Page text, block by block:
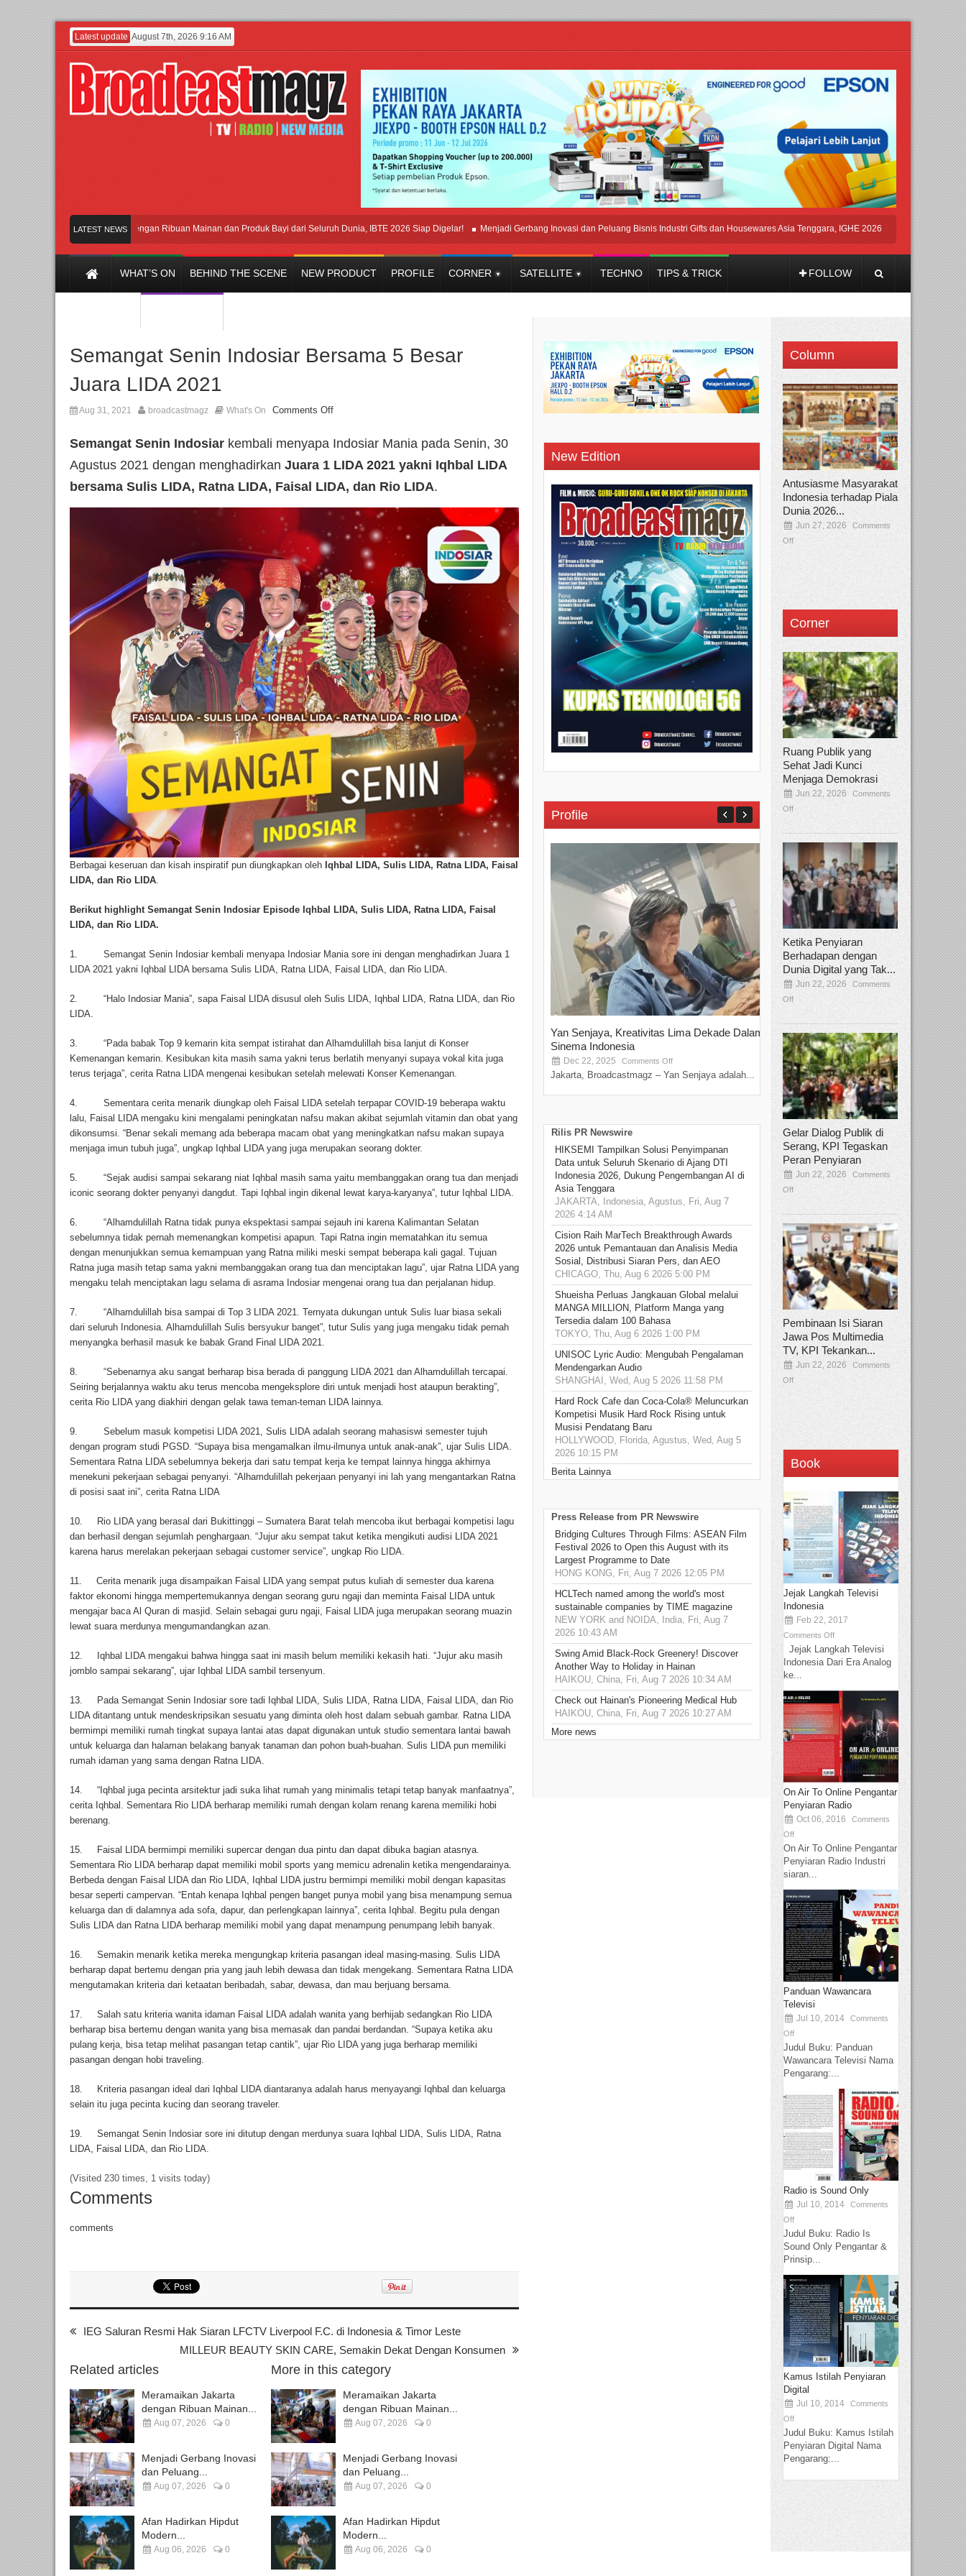
Latest update August 7th, 2026 9:16 AM
LATEST NEWS
Meramaikan Jakarta dengan Ribuan Mainan dan Produk Bayi dari Seluruh Dunia, IBTE 2026 Siap Digelar! Menjadi Gerbang Inovasi dan Peluang Bisnis Industri Gifts dan Housewares Asia Tenggara, IGHE 2026 Kembali Digelar di Jakarta
WHAT’S ON BEHIND THE SCENE NEW PRODUCT PROFILE CORNER SATELLITE TECHNO TIPS & TRICK FOLLOW
Semangat Senin Indosiar Bersama 5 Besar
Juara LIDA 2021
Aug 31, 2021 broadcastmagz What's On Comments Off
Semangat Senin Indosiar kembali menyapa Indosiar Mania pada Senin, 30
Agustus 2021 dengan menghadirkan Juara 1 LIDA 2021 yakni Iqhbal LIDA
bersama Sulis LIDA, Ratna LIDA, Faisal LIDA, dan Rio LIDA.
Berbagai keseruan dan kisah inspiratif pun diungkapkan oleh Iqhbal LIDA, Sulis LIDA, Ratna LIDA, Faisal
LIDA, dan Rio LIDA.
Berikut highlight Semangat Senin Indosiar Episode Iqhbal LIDA, Sulis LIDA, Ratna LIDA, Faisal
LIDA, dan Rio LIDA.
1. Semangat Senin Indosiar kembali menyapa Indosiar Mania sore ini dengan menghadirkan Juara 1
LIDA 2021 yakni Iqhbal LIDA bersama Sulis LIDA, Ratna LIDA, Faisal LIDA, dan Rio LIDA.
2. “Halo Indosiar Mania”, sapa Faisal LIDA disusul oleh Sulis LIDA, Iqhbal LIDA, Ratna LIDA, dan Rio
LIDA.
3. “Pada babak Top 9 kemarin kita sempat istirahat dan Alhamdulillah bisa lanjut di Konser
Kemenangan kemarin. Kesibukan kita masih sama yakni terus berlatih menyanyi supaya vokal kita juga
terus terjaga”, cerita Ratna LIDA mengenai kesibukan setelah melewati Konser Kemenangan.
4. Sementara cerita menarik diungkap oleh Faisal LIDA setelah terpapar COVID-19 beberapa waktu
lalu, Faisal LIDA mengaku kini mengalami peningkatan nafsu makan akibat sejumlah vitamin dan obat yang
dikonsumsi. “Benar sekali memang ada beberapa macam obat yang meningkatkan nafsu makan supaya
menjaga imun tubuh juga”, ungkap Iqhbal LIDA yang juga merupakan seorang dokter.
5. “Sejak audisi sampai sekarang niat Iqhbal masih sama yaitu membanggakan orang tua dan menjadi
iconic seorang dokter penyanyi dangdut. Tapi Iqhbal ingin dikenal lewat karya-karyanya”, tutur Iqhbal LIDA.
6. “Alhamdulillah Ratna tidak punya ekspektasi sampai sejauh ini karena Kalimantan Selatan
sebelumnya tidak pernah memenangkan kompetisi apapun. Tapi Ratna ingin mematahkan itu semua
dengan menunjukkan semua kemampuan yang Ratna miliki meski sempat beberapa kali gagal. Tujuan
Ratna juga masih tetap sama yakni membanggakan orang tua dan menciptakan lagu”, ujar Ratna LIDA yang
mengaku telah menciptakan lagu selama di asrama Indosiar mengenai orang tua dan perjalanan hidup.
7. “Alhamdulillah bisa sampai di Top 3 LIDA 2021. Ternyata dukungan untuk Sulis luar biasa sekali
dari seluruh Indonesia. Alhamdulillah Sulis bersyukur banget”, tutur Sulis yang juga mengaku tidak pernah
menyangka berhasil masuk ke babak Grand Final LIDA 2021.
8. “Sebenarnya aku sangat berharap bisa berada di panggung LIDA 2021 dan Alhamdulillah tercapai.
Seiring berjalannya waktu aku terus mencoba mengeksplore diri untuk menjadi host ataupun berakting”,
cerita Rio LIDA yang diakhiri dengan gelak tawa teman-teman LIDA lainnya.
9. Sebelum masuk kompetisi LIDA 2021, Sulis LIDA adalah seorang mahasiswi semester tujuh
dengan program studi PGSD. “Supaya bisa mengamalkan ilmu-ilmunya untuk anak-anak”, ujar Sulis LIDA.
Sementara Ratna LIDA sebelumnya bekerja dari satu tempat kerja ke tempat lainnya hingga akhirnya
menekuni pekerjaan sebagai penyanyi. “Alhamdulillah pekerjaan penyanyi ini lah yang mengantarkan Ratna
di posisi saat ini”, cerita Ratna LIDA
10. Rio LIDA yang berasal dari Bukittinggi – Sumatera Barat telah mencoba ikut berbagai kompetisi lagu
dan berhasil dengan sejumlah penghargaan. “Jujur aku sempat takut ketika mengikuti audisi LIDA 2021
karena harus merelakan pekerjaan sebagai customer service”, ungkap Rio LIDA.
11. Cerita menarik juga disampaikan Faisal LIDA yang sempat putus kuliah di semester dua karena
faktor ekonomi hingga mempertemukannya dengan seorang guru ngaji dan meminta Faisal LIDA untuk
mengajar baca Al Quran di masjid. Selain sebagai guru ngaji, Faisal LIDA juga merupakan seorang muazin
lewat suara merdunya mengumandangkan azan.
12. Iqhbal LIDA mengakui bahwa hingga saat ini masih belum memiliki kekasih hati. “Jujur aku masih
jomblo sampai sekarang”, ujar Iqhbal LIDA sambil tersenyum.
13. Pada Semangat Senin Indosiar sore tadi Iqhbal LIDA, Sulis LIDA, Ratna LIDA, Faisal LIDA, dan Rio
LIDA ditantang untuk mendeskripsikan sesuatu yang diminta oleh host dalam sebuah gambar. Ratna LIDA
bermimpi memiliki rumah tingkat supaya lantai atas dapat digunakan untuk studio sementara lantai bawah
untuk keluarga dan halaman belakang banyak tanaman dan pohon buah-buahan. Sulis LIDA pun memiliki
rumah idaman yang sama dengan Ratna LIDA.
14. “Iqhbal juga pecinta arsitektur jadi suka lihat rumah yang minimalis tetapi tetap banyak manfaatnya”,
cerita Iqhbal. Sementara Rio LIDA berharap memiliki rumah dengan kolam renang karena memiliki hobi
berenang.
15. Faisal LIDA bermimpi memiliki supercar dengan dua pintu dan dapat dibuka bagian atasnya.
Sementara Rio LIDA berharap dapat memiliki mobil sports yang memicu adrenalin ketika mengendarainya.
Berbeda dengan Faisal LIDA dan Rio LIDA, Iqhbal LIDA justru bermimpi memiliki mobil dengan kapasitas
besar seperti campervan. “Entah kenapa Iqhbal pengen banget punya mobil yang bisa menampung semua
keluarga dan di dalamnya ada sofa, dapur, dan perlengkapan lainnya”, cerita Iqhbal. Begitu pula dengan
Sulis LIDA dan Ratna LIDA berharap memiliki mobil yang dapat menampung penumpang lebih banyak.
16. Semakin menarik ketika mereka mengungkap kriteria pasangan ideal masing-masing. Sulis LIDA
berharap dapat bertemu dengan pria yang jauh lebih dewasa dan tidak mengekang. Sementara Ratna LIDA
mengutamakan kriteria dari ketaatan beribadah, sabar, dewasa, dan mau berjuang bersama.
17. Salah satu kriteria wanita idaman Faisal LIDA adalah wanita yang berhijab sedangkan Rio LIDA
berharap bisa bertemu dengan wanita yang bisa memasak dan pandai berdandan. “Supaya ketika aku
pulang kerja, bisa tetap melihat pasangan tetap cantik”, ujar Rio LIDA yang juga berharap memiliki
pasangan dengan hobi traveling.
18. Kriteria pasangan ideal dari Iqhbal LIDA diantaranya adalah harus menyayangi Iqhbal dan keluarga
selain itu juga pecinta kucing dan seorang traveler.
19. Semangat Senin Indosiar sore ini ditutup dengan merdunya suara Iqhbal LIDA, Sulis LIDA, Ratna
LIDA, Faisal LIDA, dan Rio LIDA.
(Visited 230 times, 1 visits today)
Comments
comments
IEG Saluran Resmi Hak Siaran LFCTV Liverpool F.C. di Indonesia & Timor Leste
MILLEUR BEAUTY SKIN CARE, Semakin Dekat Dengan Konsumen
Related articles
Meramaikan Jakarta
dengan Ribuan Mainan...
Aug 07, 2026 0
Menjadi Gerbang Inovasi
dan Peluang...
Aug 07, 2026 0
Afan Hadirkan Hipdut
Modern...
Aug 06, 2026 0
More in this category
Meramaikan Jakarta
dengan Ribuan Mainan...
Aug 07, 2026 0
Menjadi Gerbang Inovasi
dan Peluang...
Aug 07, 2026 0
Afan Hadirkan Hipdut
Modern...
Aug 06, 2026 0
New Edition
Profile
Yan Senjaya, Kreativitas Lima Dekade Dalam
Sinema Indonesia
Dec 22, 2025 Comments Off
Jakarta, Broadcastmagz – Yan Senjaya adalah...
Tamee Irelly Menjadi Juri Open
Film Terbaru...
Sep 08, 2025 Comments Off
Bekasi, Broadcastmagz – Dalam upaya
talenta...
Rilis PR Newswire
HIKSEMI Tampilkan Solusi Penyimpanan
Data untuk Seluruh Skenario di Ajang DTI
Indonesia 2026, Dukung Pengembangan AI di
Asia Tenggara
JAKARTA, Indonesia, Agustus, Fri, Aug 7
2026 4:14 AM
Cision Raih MarTech Breakthrough Awards
2026 untuk Pemantauan dan Analisis Media
Sosial, Distribusi Siaran Pers, dan AEO
CHICAGO, Thu, Aug 6 2026 5:00 PM
Shueisha Perluas Jangkauan Global melalui
MANGA MILLION, Platform Manga yang
Tersedia dalam 100 Bahasa
TOKYO, Thu, Aug 6 2026 1:00 PM
UNISOC Lyric Audio: Mengubah Pengalaman
Mendengarkan Audio
SHANGHAI, Wed, Aug 5 2026 11:58 PM
Hard Rock Cafe dan Coca-Cola® Meluncurkan
Kompetisi Musik Hard Rock Rising untuk
Musisi Pendatang Baru
HOLLYWOOD, Florida, Agustus, Wed, Aug 5
2026 10:15 PM
Berita Lainnya
Press Release from PR Newswire
Bridging Cultures Through Films: ASEAN Film
Festival 2026 to Open this August with its
Largest Programme to Date
HONG KONG, Fri, Aug 7 2026 12:05 PM
HCLTech named among the world's most
sustainable companies by TIME magazine
NEW YORK and NOIDA, India, Fri, Aug 7
2026 10:43 AM
Swing Amid Black‑Rock Greenery! Discover
Another Way to Holiday in Hainan
HAIKOU, China, Fri, Aug 7 2026 10:34 AM
Check out Hainan's Pioneering Medical Hub
HAIKOU, China, Fri, Aug 7 2026 10:27 AM
More news
Column
Antusiasme Masyarakat
Indonesia terhadap Piala
Dunia 2026...
Jun 27, 2026
Comments
Off
Corner
Ruang Publik yang
Sehat Jadi Kunci
Menjaga Demokrasi
Jun 22, 2026
Comments
Off
Ketika Penyiaran
Berhadapan dengan
Dunia Digital yang Tak...
Jun 22, 2026
Comments
Off
Gelar Dialog Publik di
Serang, KPI Tegaskan
Peran Penyiaran
Jun 22, 2026
Comments
Off
Pembinaan Isi Siaran
Jawa Pos Multimedia
TV, KPI Tekankan...
Jun 22, 2026
Comments
Off
Book
Jejak Langkah Televisi
Indonesia
Feb 22, 2017
Comments Off
Jejak Langkah Televisi
Indonesia Dari Era Analog
ke...
On Air To Online Pengantar
Penyiaran Radio
Oct 06, 2016
Comments
Off
On Air To Online Pengantar
Penyiaran Radio Industri
siaran...
Panduan Wawancara
Televisi
Jul 10, 2014
Comments
Off
Judul Buku: Panduan
Wawancara Televisi Nama
Pengarang:...
Radio is Sound Only
Jul 10, 2014
Comments
Off
Judul Buku: Radio Is
Sound Only Pengantar &
Prinsip...
Kamus Istilah Penyiaran
Digital
Jul 10, 2014
Comments
Off
Judul Buku: Kamus Istilah
Penyiaran Digital Nama
Pengarang:...